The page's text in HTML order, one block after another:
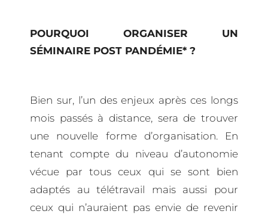
POURQUOI ORGANISER UN
SÉMINAIRE POST PANDÉMIE* ?
Bien sur, l’un des enjeux après ces longs
mois passés à distance, sera de trouver
une nouvelle forme d’organisation. En
tenant compte du niveau d’autonomie
vécue par tous ceux qui se sont bien
adaptés au télétravail mais aussi pour
ceux qui n’auraient pas envie de revenir